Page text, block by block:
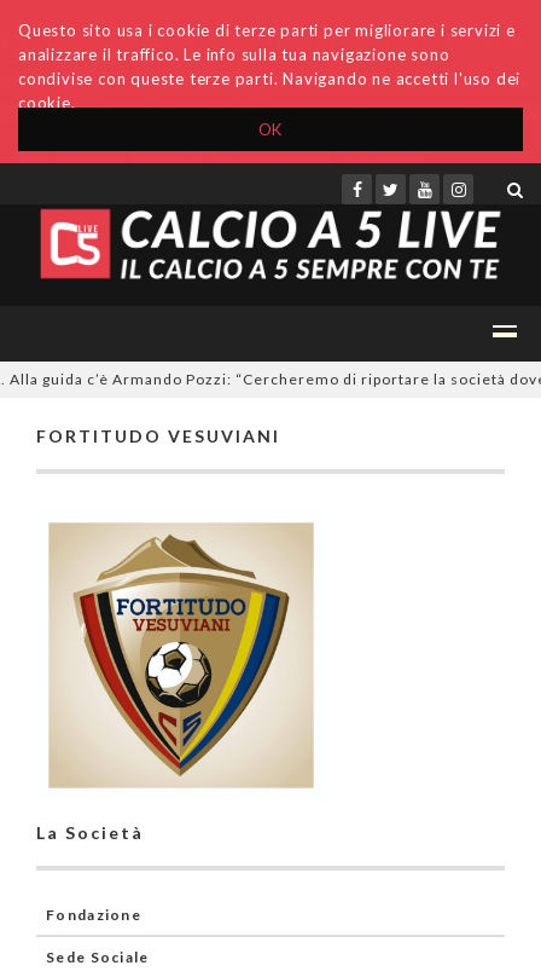
OK
Questo sito usa i cookie di terze parti per migliorare i servizi e
analizzare il traffico. Le info sulla tua navigazione sono
condivise con queste terze parti. Navigando ne accetti l'uso dei
cookie.
Accedi Archivio Invio comunicati Redazione
guida c’è Armando Pozzi: “Cercheremo di riportare la società dove
FORTITUDO VESUVIANI
La Società
Fondazione
Sede Sociale